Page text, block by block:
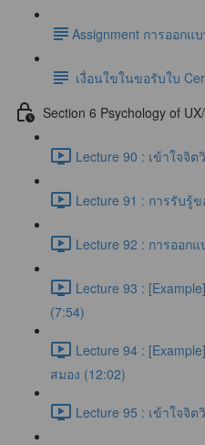
​Assignment การออกแ
เงื่อนใขในขอรับใบ
Section 6 Psychology of
Lecture 90 : เข้าใจจิ
Lecture 91 : การรับรู้
Lecture 92 : การออก
Lecture 93 :
(7:54)
Lecture 94 :
สมอง (12:02)
Lecture 95 : เข้าใจจิ